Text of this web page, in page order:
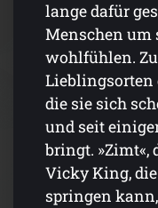
lange dafür
Menschen um
wohlfühlen.
Lieblingsorten
die sie sich
und seit
bringt. »Zimt«,
Vicky King,
springen